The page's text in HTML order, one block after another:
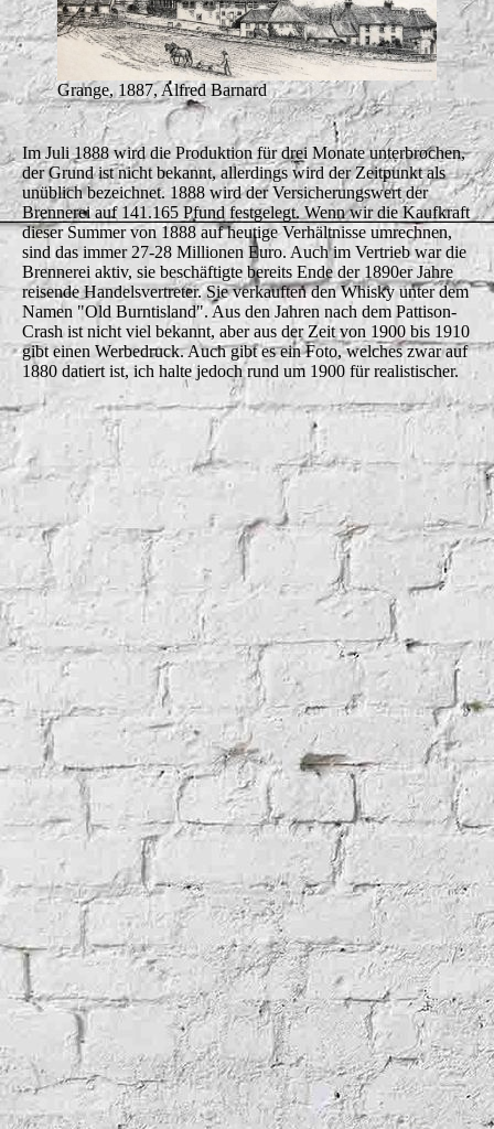
Grange, 1887, Alfred Barnard
Im Juli 1888 wird die Produktion für drei Monate unterbrochen,
der Grund ist nicht bekannt, allerdings wird der Zeitpunkt als
unüblich bezeichnet. 1888 wird der Versicherungswert der
Brennerei auf 141.165 Pfund festgelegt. Wenn wir die Kaufkraft
dieser Summer von 1888 auf heutige Verhältnisse umrechnen,
sind das immer 27-28 Millionen Euro. Auch im Vertrieb war die
Brennerei aktiv, sie beschäftigte bereits Ende der 1890er Jahre
reisende Handelsvertreter. Sie verkauften den Whisky unter dem
Namen "Old Burntisland". Aus den Jahren nach dem Pattison-
Crash ist nicht viel bekannt, aber aus der Zeit von 1900 bis 1910
gibt einen Werbedruck. Auch gibt es ein Foto, welches zwar auf
1880 datiert ist, ich halte jedoch rund um 1900 für realistischer.
Old Burntisland Whisky